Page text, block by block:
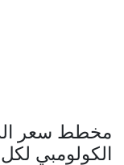
مخطط سعر
الكولومبي لكل